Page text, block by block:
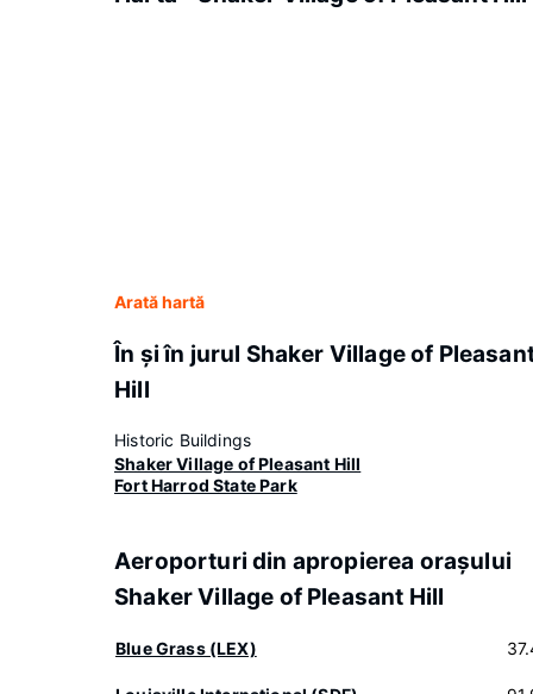
Arată hartă
În şi în jurul Shaker Village of
Hill
Historic Buildings
Shaker Village of Pleasant Hill
Fort Harrod State Park
Aeroporturi din apropierea oraşului
Shaker Village of Pleasant Hill
Blue Grass (LEX)